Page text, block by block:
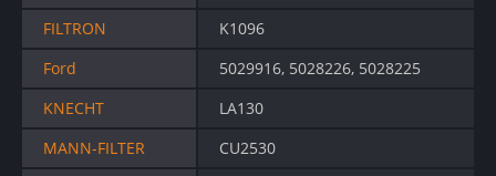
FILTRON
K1096
Ford
5029916, 5028226, 5028225
KNECHT
LA130
MANN-FILTER
CU2530